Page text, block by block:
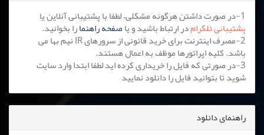
1-در صورت داشتن هرگونه مشکلی، لطفا با پشتیبانی آنلاین یا
پشتیبانی تلگرامدر ارتباط باشید و یاصفحه راهنمارا بخوانید.
2-مصرف اینترنت برای خرید قانونی از سرورهای IR نیم بها می
باشد. کلیه اپراتورها موظف به اعمال هستند.
3-در صورتی که فایل را خریداری کرده اید لطفا ابتدا وارد سایت
شوید تا بتوانید فایل را دانلود نمایید
راهنمای دانلود